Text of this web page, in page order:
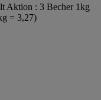
Aktion : 3 Becher 1kg
= 3,27)